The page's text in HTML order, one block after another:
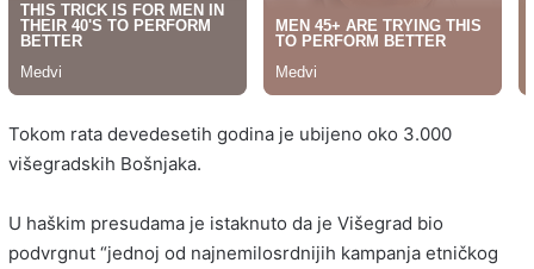
Tokom rata devedesetih godina je ubijeno oko 3.000
višegradskih Bošnjaka.
U haškim presudama je istaknuto da je Višegrad bio
podvrgnut “jednoj od najnemilosrdnijih kampanja etničkog